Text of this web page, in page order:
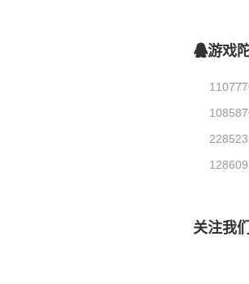
游戏
关注我们